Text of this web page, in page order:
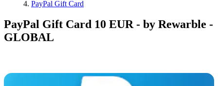
PayPal Gift Card
PayPal Gift Card 10 EUR - by Rewarble -
GLOBAL